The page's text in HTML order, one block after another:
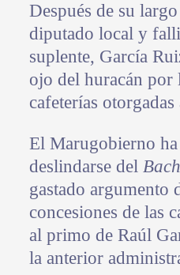
Después de su
diputado local y
suplente, García
ojo del huracán por
cafeterías
El Marugobierno
deslindarse del
gastado argumento
concesiones de las
al primo de Raúl
la anterior